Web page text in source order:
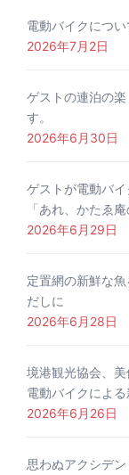
電動バイクにつ
2026年7月2日
ゲストの連泊の
す。
2026年6月30日
ゲストが電動バ
「あれ、かたゑ
2026年6月29日
定置網の新鮮な
だしに
2026年6月28日
境港観光協会、
電動バイクによ
2026年6月26日
思わぬアクシデ